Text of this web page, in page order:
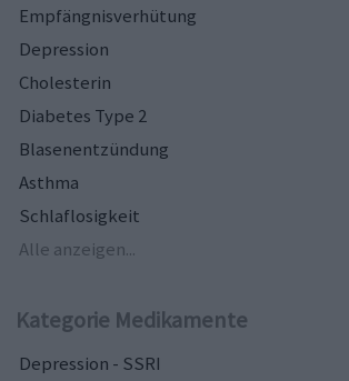
Empfängnisverhütung
Depression
Cholesterin
Diabetes Type 2
Blasenentzündung
Asthma
Schlaflosigkeit
Alle anzeigen...
Kategorie Medikamente
Depression - SSRI